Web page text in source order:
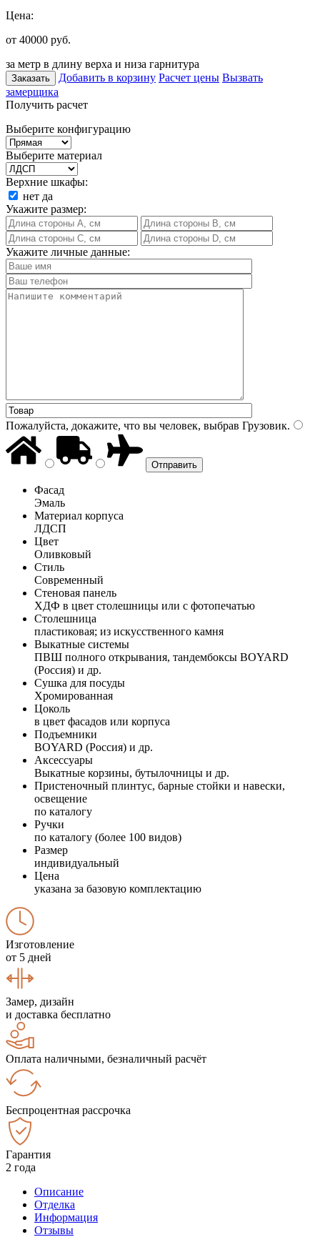
Цена:
от 40000 руб.
за метр в длину верха и низа гарнитура
Заказать Добавить в корзину Расчет цены Вызвать
замерщика
Получить расчет
Выберите конфигурацию
Выберите материал
Верхние шкафы:
нет да
Укажите размер:
Укажите личные данные:
Пожалуйста, докажите, что вы человек, выбрав Грузовик.
Фасад
Эмаль
Материал корпуса
ЛДСП
Цвет
Оливковый
Стиль
Современный
Стеновая панель
ХДФ в цвет столешницы или с фотопечатью
Столешница
пластиковая; из искусственного камня
Выкатные системы
ПВШ полного открывания, тандембоксы BOYARD
(Россия) и др.
Сушка для посуды
Хромированная
Цоколь
в цвет фасадов или корпуса
Подъемники
BOYARD (Россия) и др.
Аксессуары
Выкатные корзины, бутылочницы и др.
Пристеночный плинтус, барные стойки и навески,
освещение
по каталогу
Ручки
по каталогу (более 100 видов)
Размер
индивидуальный
Цена
указана за базовую комплектацию
Изготовление
от 5 дней
Замер, дизайн
и доставка бесплатно
Оплата наличными, безналичный расчёт
Беспроцентная рассрочка
Гарантия
2 года
Описание
Отделка
Информация
Отзывы